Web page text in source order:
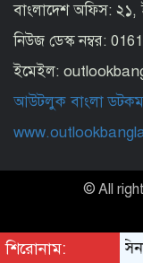
বাংলাদেশ অফিস: ২১,
নিউজ ডেস্ক নম্বর:
ইমেইল:
আউটলুক বাংলা ডটকম
শিরোনাম:
© All